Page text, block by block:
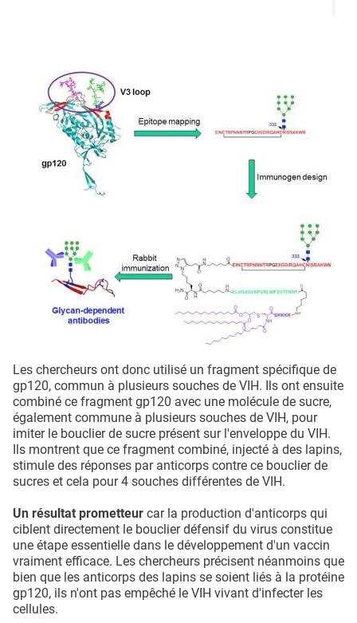
Les chercheurs ont donc utilisé un fragment spécifique de
gp120, commun à plusieurs souches de VIH. Ils ont ensuite
combiné ce fragment gp120 avec une molécule de sucre,
également commune à plusieurs souches de VIH, pour
imiter le bouclier de sucre présent sur l'enveloppe du VIH.
Ils montrent que ce fragment combiné, injecté à des lapins,
stimule des réponses par anticorps contre ce bouclier de
sucres et cela pour 4 souches différentes de VIH.
Un résultat prometteur car la production d'anticorps qui
ciblent directement le bouclier défensif du virus constitue
une étape essentielle dans le développement d'un vaccin
vraiment efficace. Les chercheurs précisent néanmoins que
bien que les anticorps des lapins se soient liés à la protéine
gp120, ils n'ont pas empêché le VIH vivant d'infecter les
cellules.